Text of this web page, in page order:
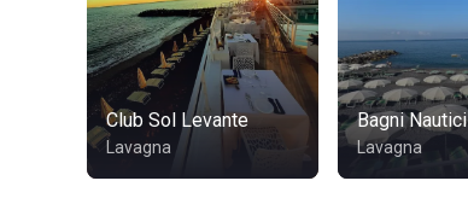
Club Sol Levante
Lavagna
Bagni Nautici
Lavagna